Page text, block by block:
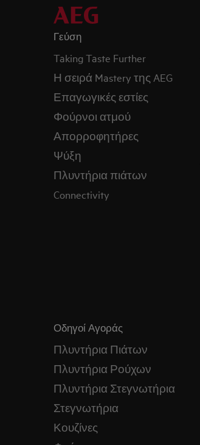
Γεύση
Taking Taste Further
Η σειρά Mastery της AEG
Επαγωγικές εστίες
Φούρνοι ατμού
Απορροφητήρες
Ψύξη
Πλυντήρια πιάτων
Connectivity
Οδηγοί Αγοράς
Πλυντήρια Πιάτων
Πλυντήρια Ρούχων
Πλυντήρια Στεγνωτήρια
Στεγνωτήρια
Κουζίνες